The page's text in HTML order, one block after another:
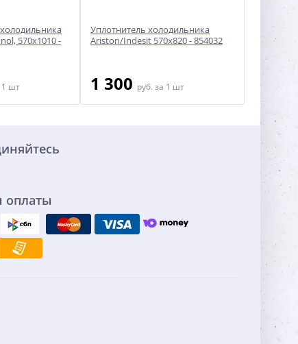
570x1010 -
1 шт
Уплотнитель холодильника
Ariston/Indesit 570x820 - 854032
1 300 руб. за 1 шт
Indesit/
2
оплаты